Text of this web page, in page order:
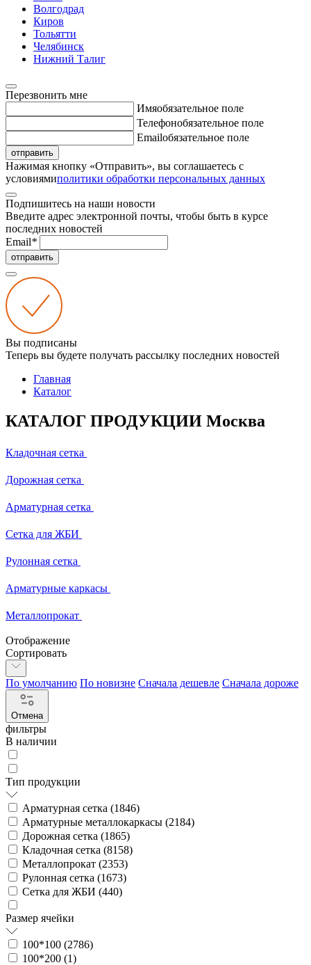
Волгодрад
Киров
Тольятти
Челябинск
Нижний Талиг
Перезвонить мне
Имяобязательное поле
Телефонобязательное поле
Emailобязательное поле
отправить
Нажимая кнопку «Отправить», вы соглашаетесь с
условиямиполитики обработки персональных данных
Подпишитесь на наши новости
Введите адрес электронной почты, чтобы быть в курсе
последних новостей
Email*
отправить
Вы подписаны
Теперь вы будете получать рассылку последних новостей
Главная
Каталог
КАТАЛОГ ПРОДУКЦИИ Москва
Кладочная сетка
Дорожная сетка
Арматурная сетка
Сетка для ЖБИ
Рулонная сетка
Арматурные каркасы
Металлопрокат
Отображение
Сортировать
По умолчанию По новизне Сначала дешевле Сначала дороже
Отмена
фильтры
В наличии
Тип продукции
Арматурная сетка (1846)
Арматурные металлокаркасы (2184)
Дорожная сетка (1865)
Кладочная сетка (8158)
Металлопрокат (2353)
Рулонная сетка (1673)
Сетка для ЖБИ (440)
Размер ячейки
100*100 (2786)
100*200 (1)